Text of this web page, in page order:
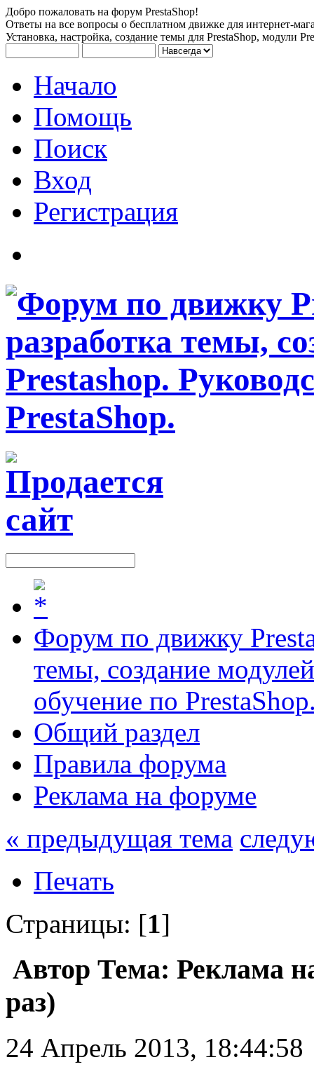
Добро пожаловать на форум PrestaShop!
Ответы на все вопросы о бесплатном движке для интернет-
Установка, настройка, создание темы для PrestaShop, модули
Начало
Помощь
Поиск
Вход
Регистрация
Форум по движку
темы, создание
обучение по
Общий раздел
Правила форума
Реклама на форуме
« предыдущая тема
Печать
Страницы: [1]
Автор Тема: Реклама
раз)
24 Апрель 2013, 18:44:58